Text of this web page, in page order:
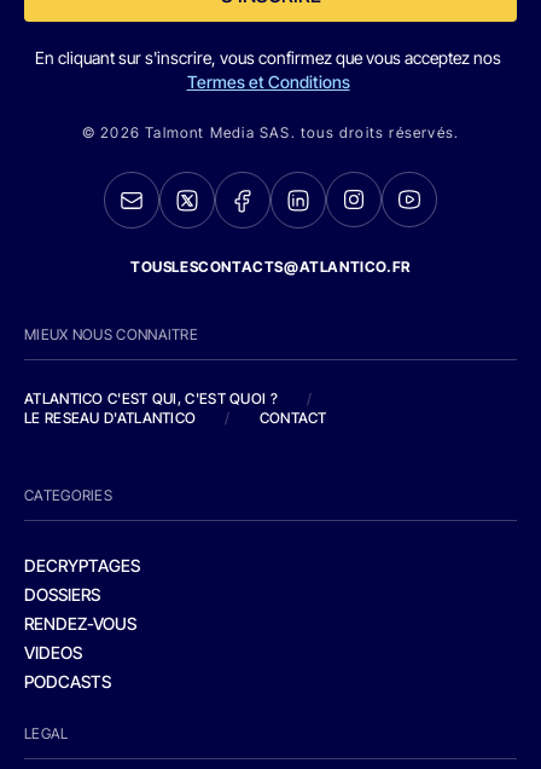
En cliquant sur s'inscrire, vous confirmez que vous acceptez nos
Termes et Conditions
© 2026 Talmont Media SAS. tous droits réservés.
TOUSLESCONTACTS@ATLANTICO.FR
MIEUX NOUS CONNAITRE
ATLANTICO C'EST QUI, C'EST QUOI ?
/
LE RESEAU D'ATLANTICO
/ CONTACT
CATEGORIES
DECRYPTAGES
DOSSIERS
RENDEZ-VOUS
VIDEOS
PODCASTS
LEGAL